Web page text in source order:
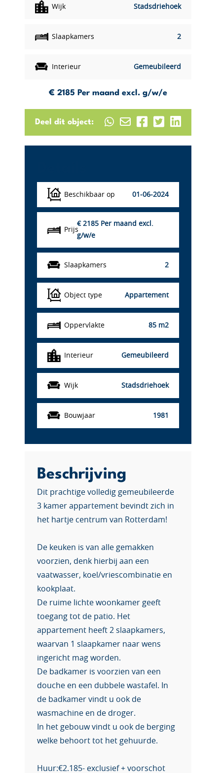
Wijk Stadsdriehoek
Slaapkamers 2
Interieur Gemeubileerd
€ 2185 Per maand excl. g/w/e
Deel dit object:
Beschikbaar op 01-06-2024
Prijs
€ 2185 Per maand excl.
g/w/e
Slaapkamers 2
Object type Appartement
Oppervlakte 85 m2
Interieur Gemeubileerd
Wijk Stadsdriehoek
Bouwjaar 1981
Beschrijving
Dit prachtige volledig gemeubileerde
3 kamer appartement bevindt zich in
het hartje centrum van Rotterdam!
De keuken is van alle gemakken
voorzien, denk hierbij aan een
vaatwasser, koel/vriescombinatie en
kookplaat.
De ruime lichte woonkamer geeft
toegang tot de patio. Het
appartement heeft 2 slaapkamers,
waarvan 1 slaapkamer naar wens
ingericht mag worden.
De badkamer is voorzien van een
douche en een dubbele wastafel. In
de badkamer vindt u ook de
wasmachine en de droger.
In het gebouw vindt u ook de berging
welke behoort tot het gehuurde.
Huur:€2.185- exclusief + voorschot